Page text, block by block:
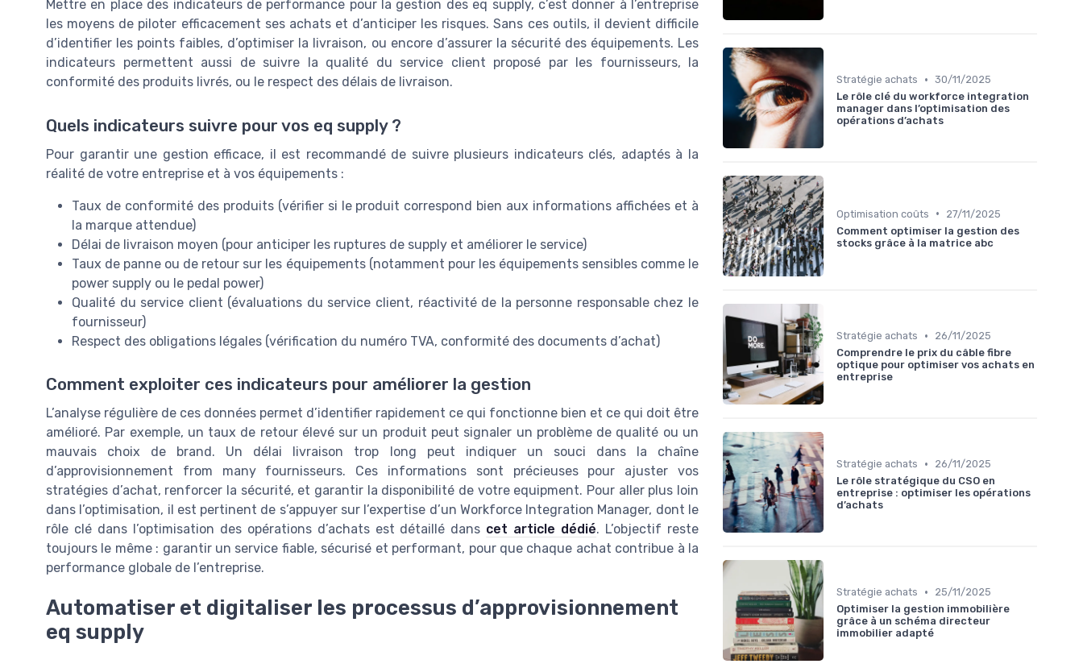
Mettre en place des indicateurs de performance pour la gestion des eq supply, c’est donner à l’entreprise
les moyens de piloter efficacement ses achats et d’anticiper les risques. Sans ces outils, il devient difficile
d’identifier les points faibles, d’optimiser la livraison, ou encore d’assurer la sécurité des équipements. Les
indicateurs permettent aussi de suivre la qualité du service client proposé par les fournisseurs, la
conformité des produits livrés, ou le respect des délais de livraison.
Quels indicateurs suivre pour vos eq supply ?
Pour garantir une gestion efficace, il est recommandé de suivre plusieurs indicateurs clés, adaptés à la
réalité de votre entreprise et à vos équipements :
Taux de conformité des produits (vérifier si le produit correspond bien aux informations affichées et à
la marque attendue)
Délai de livraison moyen (pour anticiper les ruptures de supply et améliorer le service)
Taux de panne ou de retour sur les équipements (notamment pour les équipements sensibles comme le
power supply ou le pedal power)
Qualité du service client (évaluations du service client, réactivité de la personne responsable chez le
fournisseur)
Respect des obligations légales (vérification du numéro TVA, conformité des documents d’achat)
Comment exploiter ces indicateurs pour améliorer la gestion
L’analyse régulière de ces données permet d’identifier rapidement ce qui fonctionne bien et ce qui doit être
amélioré. Par exemple, un taux de retour élevé sur un produit peut signaler un problème de qualité ou un
mauvais choix de brand. Un délai livraison trop long peut indiquer un souci dans la chaîne
d’approvisionnement from many fournisseurs. Ces informations sont précieuses pour ajuster vos
stratégies d’achat, renforcer la sécurité, et garantir la disponibilité de votre equipment. Pour aller plus loin
dans l’optimisation, il est pertinent de s’appuyer sur l’expertise d’un Workforce Integration Manager, dont le
rôle clé dans l’optimisation des opérations d’achats est détaillé dans cet article dédié. L’objectif reste
toujours le même : garantir un service fiable, sécurisé et performant, pour que chaque achat contribue à la
performance globale de l’entreprise.
Automatiser et digitaliser les processus d’approvisionnement
eq supply
Stratégie achats • 30/11/2025
Le rôle clé du workforce integration
manager dans l’optimisation des
opérations d’achats
Optimisation coûts •
27/11/2025
Comment optimiser la gestion des
stocks grâce à la matrice abc
Stratégie achats •
26/11/2025
Comprendre le prix du câble fibre
optique pour optimiser vos achats en
entreprise
Stratégie achats •
26/11/2025
Le rôle stratégique du CSO en
entreprise : optimiser les opérations
d’achats
Stratégie achats •
25/11/2025
Optimiser la gestion immobilière
grâce à un schéma directeur
immobilier adapté